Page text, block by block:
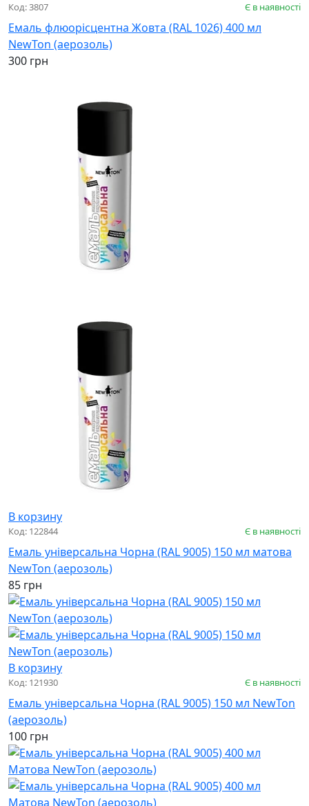
Код: 3807 Є в наявності
Емаль флюорісцентна Жовта (RAL 1026) 400 мл
NewTon (аерозоль)
300 грн
В корзину
Код: 122844 Є в наявності
Емаль універсальна Чорна (RAL 9005) 150 мл матова
NewTon (аерозоль)
85 грн
В корзину
Код: 121930 Є в наявності
Емаль універсальна Чорна (RAL 9005) 150 мл NewTon
(аерозоль)
100 грн